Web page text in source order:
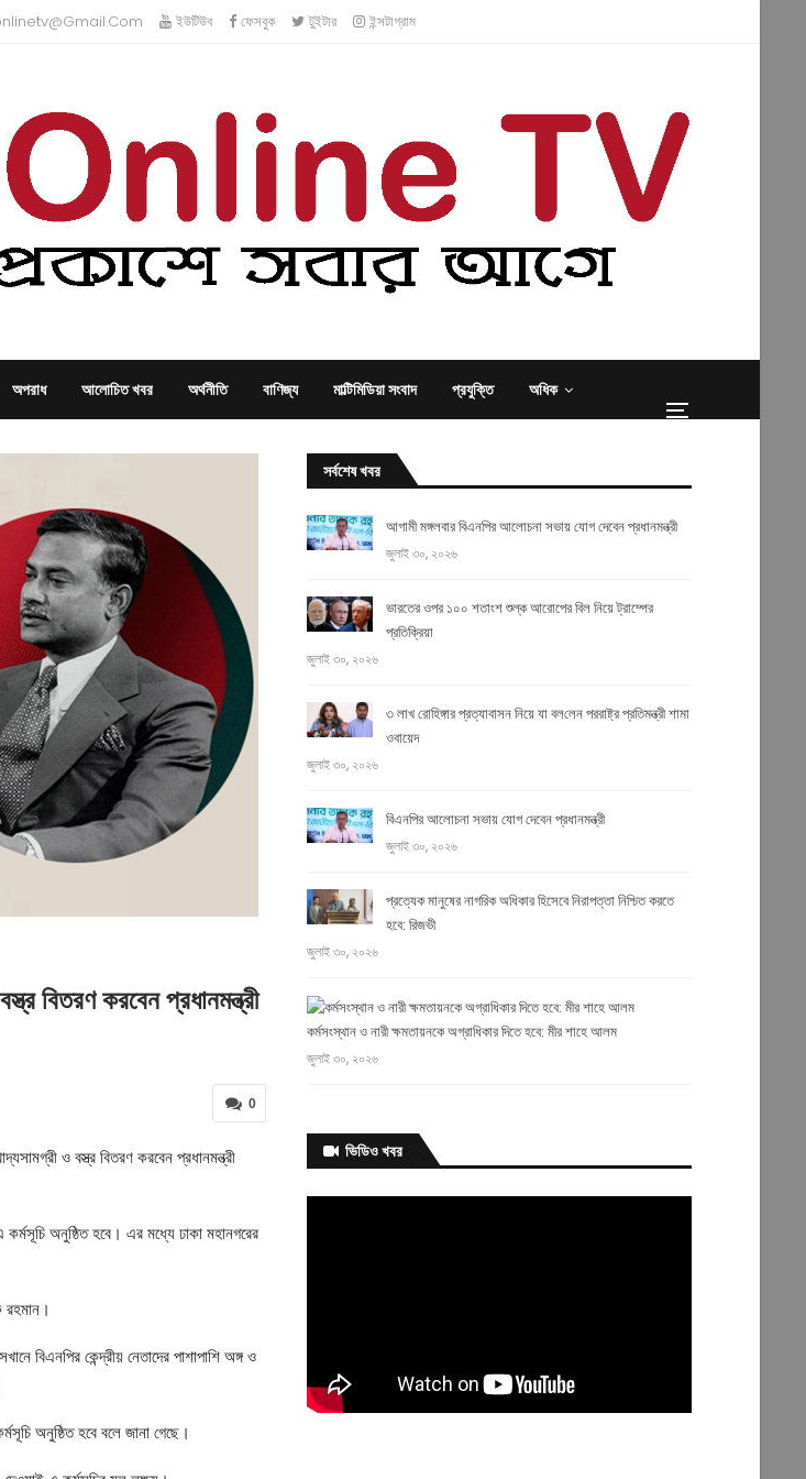
ইউটিউব ফেসবুক টুইটার ইন্সটাগ্রাম
অপরাধ আলোচিত খবর অর্থনীতি বাণিজ্য মাল্টিমিডিয়া সংবাদ প্রযুক্তি অধিক
বিতরণ করবেন প্রধানমন্ত্রী
0
ও বস্ত্র বিতরণ করবেন প্রধানমন্ত্রী
অনুষ্ঠিত হবে। এর মধ্যে ঢাকা মহানগরের
রহমান।
বিএনপির কেন্দ্রীয় নেতাদের পাশাপাশি অঙ্গ ও
অনুষ্ঠিত হবে বলে জানা গেছে।
সর্বশেষ খবর
আগামী মঙ্গলবার বিএনপির আলোচনা সভায় যোগ দেবেন প্রধানমন্ত্রী
জুলাই ৩০, ২০২৬
ভারতের ওপর ১০০ শতাংশ শুল্ক আরোপের বিল নিয়ে ট্রাম্পের
প্রতিক্রিয়া
জুলাই ৩০, ২০২৬
৩ লাখ রো‌হিঙ্গার প্রত্যাবাসন নিয়ে যা বল‌লেন পররাষ্ট্র প্রতিমন্ত্রী শামা
ওবায়েদ
জুলাই ৩০, ২০২৬
বিএনপির আলোচনা সভায় যোগ দেবেন প্রধানমন্ত্রী
জুলাই ৩০, ২০২৬
প্রত্যেক মানুষের নাগরিক অধিকার হিসেবে নিরাপত্তা নিশ্চিত করতে
হবে: রিজভী
জুলাই ৩০, ২০২৬
কর্মসংস্থান ও নারী ক্ষমতায়নকে অগ্রাধিকার দিতে হবে: মীর শাহে আলম
জুলাই ৩০, ২০২৬
ফাঁসির দণ্ডপ্রাপ্ত আসামি শেখ হাসিনা দেশে ফিরলে আইন অনুযায়ী ব্যবস্থা নেওয়া
ভিডিও খবর